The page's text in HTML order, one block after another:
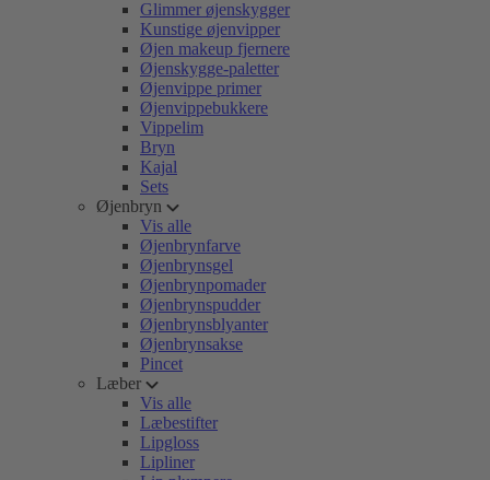
Glimmer øjenskygger
Kunstige øjenvipper
Øjen makeup fjernere
Øjenskygge-paletter
Øjenvippe primer
Øjenvippebukkere
Vippelim
Bryn
Kajal
Sets
Øjenbryn
Vis alle
Øjenbrynfarve
Øjenbrynsgel
Øjenbrynpomader
Øjenbrynspudder
Øjenbrynsblyanter
Øjenbrynsakse
Pincet
Læber
Vis alle
Læbestifter
Lipgloss
Lipliner